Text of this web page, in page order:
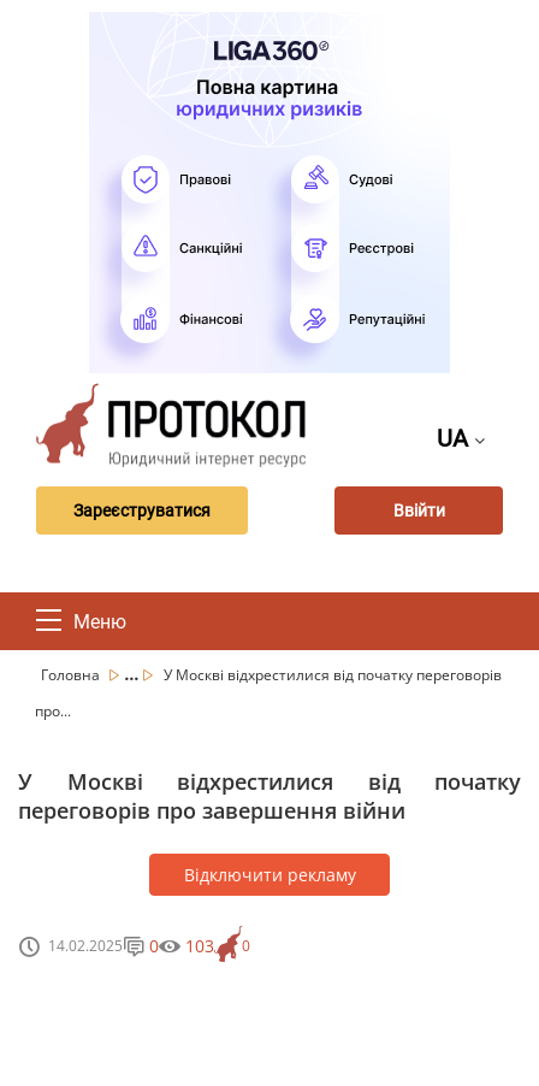
UA
Зареєструватися Ввійти
Меню
Головна ...
У Москві відхрестилися від початку переговорів
про...
У Москві відхрестилися від початку
переговорів про завершення війни
Відключити рекламу
14.02.2025 0
0 103